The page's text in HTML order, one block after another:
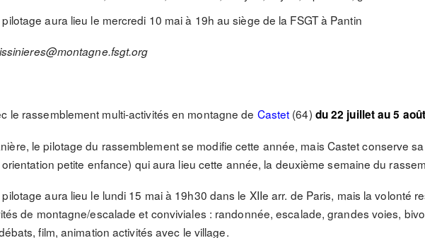
aura lieu le mercredi 10 mai à 19h au siège de la FSGT à Pantin
le rassemblement multi-activités en montagne de Castet (64) du 22 juillet au 5 août
le pilotage du rassemblement se modifie cette année, mais Castet conserve
petite enfance) qui aura lieu cette année, la deuxième semaine du
aura lieu le lundi 15 mai à 19h30 dans le XIIe arr. de Paris, mais la volonté
de montagne/escalade et conviviales : randonnée, escalade, grandes voies,
film, animation activités avec le village.